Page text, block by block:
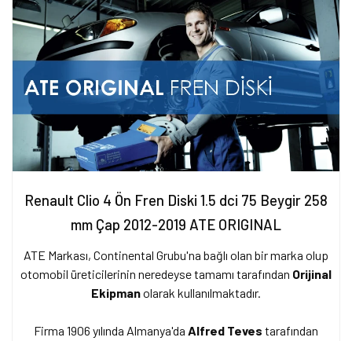
Renault Clio 4 Ön Fren Diski 1.5 dci 75 Beygir 258
mm Çap 2012-2019 ATE ORIGINAL
ATE Markası, Continental Grubu'na bağlı olan bir marka olup
otomobil üreticilerinin neredeyse tamamı tarafından Orijinal
Ekipmanolarak kullanılmaktadır.
Firma 1906 yılında Almanya'da Alfred Teves tarafından